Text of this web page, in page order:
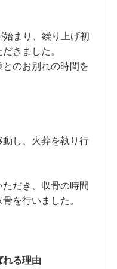
まり、繰り上げ初
きました。
のお別れの時間を
し、火葬を執り行
だき、収骨の時間
を行いました。
る理由